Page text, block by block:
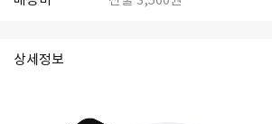
상세정보